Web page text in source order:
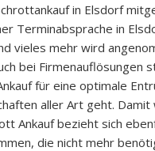
in Elsdorf
Terminabsprache in
vieles mehr wird
bei Firmenauflösungen
für eine optimale
aller Art geht.
Ankauf bezieht sich
die nicht mehr